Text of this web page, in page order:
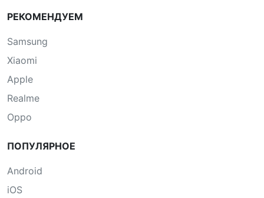
РЕКОМЕНДУЕМ
Samsung
Xiaomi
Apple
Realme
Oppo
ПОПУЛЯРНОЕ
Android
iOS